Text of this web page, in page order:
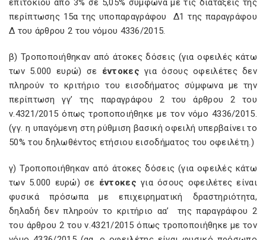
επιτοκίου από 3% σε 5,05% σύμφωνα με τις διατάξεις της
περίπτωσης 15α της υποπαραγράφου Δ1 της παραγράφου
Δ του άρθρου 2 του νόμου 4336/2015.
β) Τροποποιήθηκαν από άτοκες δόσεις (για οφειλές κάτω
των 5.000 ευρώ) σε έντοκες για όσους οφειλέτες δεν
πληρούν το κριτήριο του εισοδήματος σύμφωνα με την
περίπτωση γγ’ της παραγράφου 2 του άρθρου 2 του
ν.4321/2015 όπως τροποποιήθηκε με τον νόμο 4336/2015.
(γγ. η υπαγόμενη στη ρύθμιση βασική οφειλή υπερβαίνει το
50% του δηλωθέντος ετήσιου εισοδήματος του οφειλέτη.)
γ) Τροποποιήθηκαν από άτοκες δόσεις (για οφειλές κάτω
των 5.000 ευρώ) σε έντοκες για όσους οφειλέτες είναι
φυσικά πρόσωπα με επιχειρηματική δραστηριότητα,
δηλαδή δεν πληρούν το κριτήριο αα’ της παραγράφου 2
του άρθρου 2 του ν.4321/2015 όπως τροποποιήθηκε με τον